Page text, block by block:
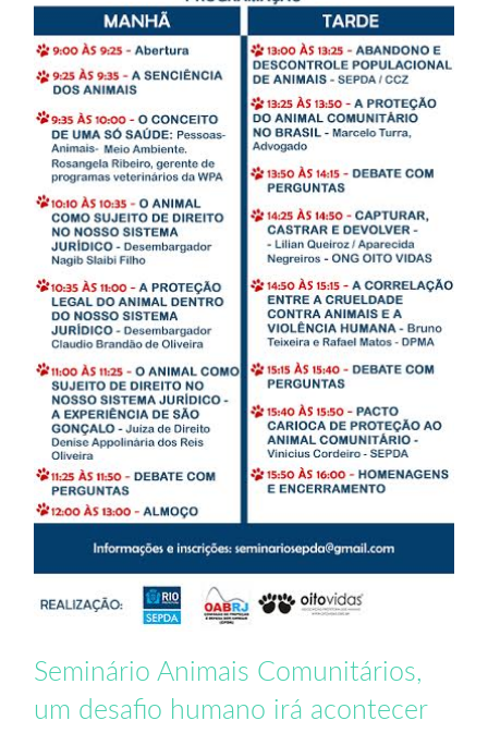
Seminário Animais Comunitários,
um desafio humano irá acontecer